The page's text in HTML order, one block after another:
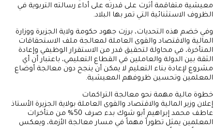
معيشية متفاقمة أثرت على قدرته على أداء رسالته التربوية في
الظروف الاستثنائية التي تمر بها البلاد.
وفي خضم هذه التحديات، برزت جهود حكومة ولاية الجزيرة ووزارة
المالية والاقتصاد والقوى العاملة لمعالجة ملف الاستحقاقات
المتأخرة، في محاولة لتحقيق قدر من الاستقرار الوظيفي وإعادة
الثقة بين الدولة والعاملين في القطاع التعليمي، باعتبار أن أي
مشروع لإعادة بناء التعليم لا يمكن أن ينجح دون معالجة أوضاع
المعلمين وتحسين ظروفهم المعيشية.
خطوة مالية مهمة نحو معالجة التراكمات
إعلان وزير المالية والاقتصاد والقوى العاملة بولاية الجزيرة الأستاذ
عاطف محمد إبراهيم أبو شوك بدء صرف 50% من متأخرات
المعلمين يمثل تطوراً مهماً في مسار معالجة الأزمة، ويعكس